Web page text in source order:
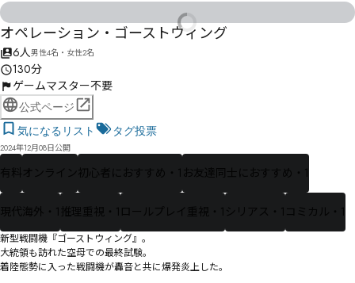
オペレーション・ゴーストウィング
6人男性4名・女性2名
130分
ゲームマスター不要
公式ページ
気になるリスト
タグ投票
2024年12月08日公開
有料 オンライン 初心者におすすめ・1 お友達同士におすすめ・1
現代海外・1 推理重視・1 ロールプレイ重視・1 シリアス・1 コミカル・1
新型戦闘機『ゴーストウィング』。
大統領も訪れた空母での最終試験。
着陸態勢に入った戦闘機が轟音と共に爆発炎上した。